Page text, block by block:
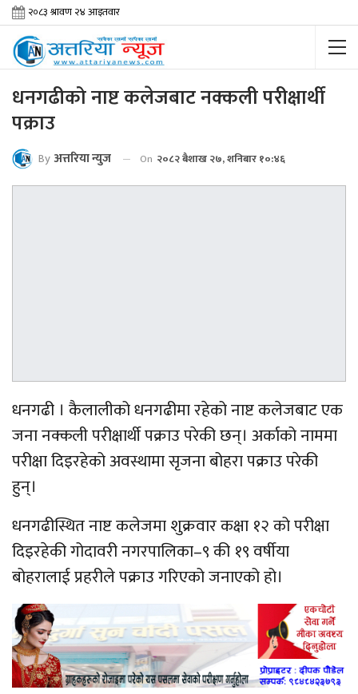
धनगढीको नाष्ट कलेजबाट नक्कली परीक्षार्थी
पक्राउ
By अत्तरिया न्युज On २०८२ बैशाख २७, शनिबार १०:४६
धनगढी । कैलालीको धनगढीमा रहेको नाष्ट कलेजबाट एक
जना नक्कली परीक्षार्थी पक्राउ परेकी छन्। अर्काको नाममा
परीक्षा दिइरहेको अवस्थामा सृजना बोहरा पक्राउ परेकी
हुन्।
धनगढीस्थित नाष्ट कलेजमा शुक्रवार कक्षा १२ को परीक्षा
दिइरहेकी गोदावरी नगरपालिका–९ की १९ वर्षीया
बोहरालाई प्रहरीले पक्राउ गरिएको जनाएको हो।